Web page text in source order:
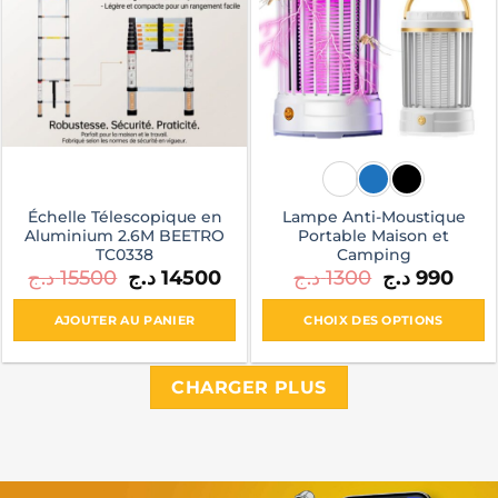
Échelle Télescopique en
Aluminium 2.6M BEETRO
TC0338
15500 د.ج
Le
prix
initial
était :
14500 د.ج
Le
prix
actuel
AJOUTER AU PANIER
Lampe Anti-Moustique
Portable Maison et
Camping
1300 د.ج
Le
prix
initial
était :
990 د.ج
Le
prix
CHOIX DES OPTIONS
options
CHARGER PLUS